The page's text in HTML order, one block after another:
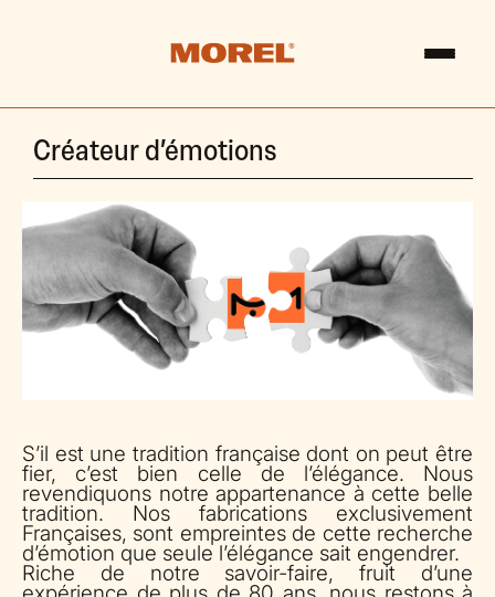
Créateur d’émotions
S’il est une tradition française dont on peut être
fier, c’est bien celle de l’élégance. Nous
revendiquons notre appartenance à cette belle
tradition. Nos fabrications exclusivement
Françaises, sont empreintes de cette recherche
d’émotion que seule l’élégance sait engendrer.
Riche de notre savoir-faire, fruit d’une